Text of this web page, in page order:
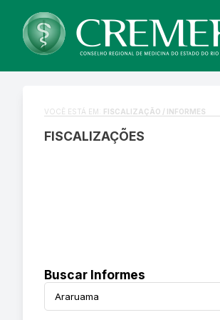
VOCÊ ESTÁ EM: FISCALIZAÇÃO / INFORMES
FISCALIZAÇÕES
Buscar Informes